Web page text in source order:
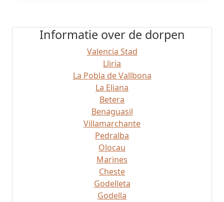
Informatie over de dorpen
Valencia Stad
Lliria
La Pobla de Vallbona
La Eliana
Betera
Benaguasil
Villamarchante
Pedralba
Olocau
Marines
Cheste
Godelleta
Godella